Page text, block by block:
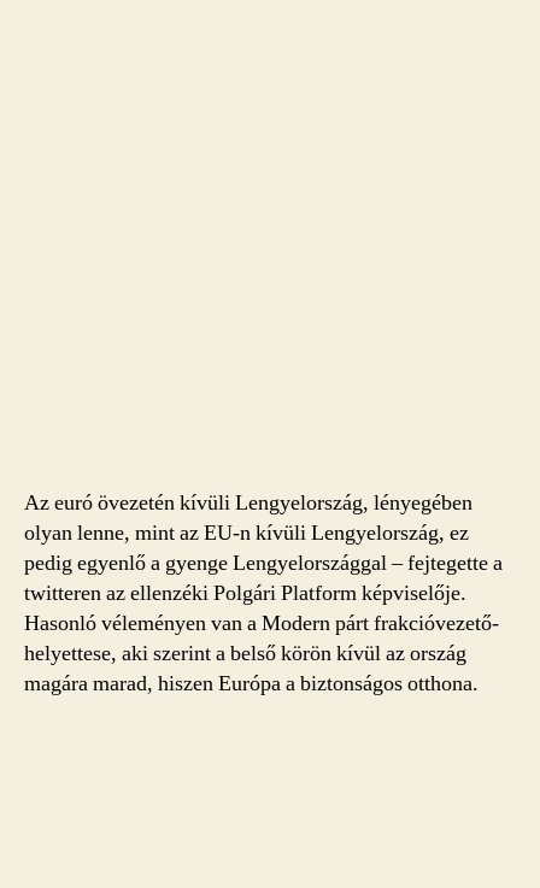
Az euró övezetén kívüli Lengyelország, lényegében
olyan lenne, mint az EU-n kívüli Lengyelország, ez
pedig egyenlő a gyenge Lengyelországgal – fejtegette a
twitteren az ellenzéki Polgári Platform képviselője.
Hasonló véleményen van a Modern párt frakcióvezető-
helyettese, aki szerint a belső körön kívül az ország
magára marad, hiszen Európa a biztonságos otthona.